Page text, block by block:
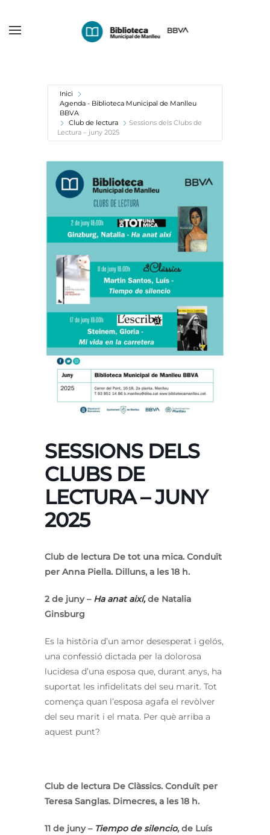
Inici
Agenda - Biblioteca Municipal de Manlleu
BBVA
Club de lectura
Sessions dels Clubs de
Lectura – juny 2025
SESSIONS DELS
CLUBS DE
LECTURA – JUNY
2025
Club de lectura De tot una mica. Conduït
per Anna Piella. Dilluns, a les 18 h.
2 de juny – Ha anat així,de Natalia
Ginsburg
Es la història d’un amor desesperat i gelós,
una confessió dictada per la dolorosa
lucidesa d’una esposa que, durant anys, ha
suportat les infidelitats del seu marit. Tot
comença quan l’esposa agafa el revòlver
del seu marit i el mata. Per què arriba a
aquest punt?
Club de lectura De Clàssics. Conduït per
Teresa Sanglas. Dimecres, a les 18 h.
11 de juny – Tiempo de silencio, de Luís